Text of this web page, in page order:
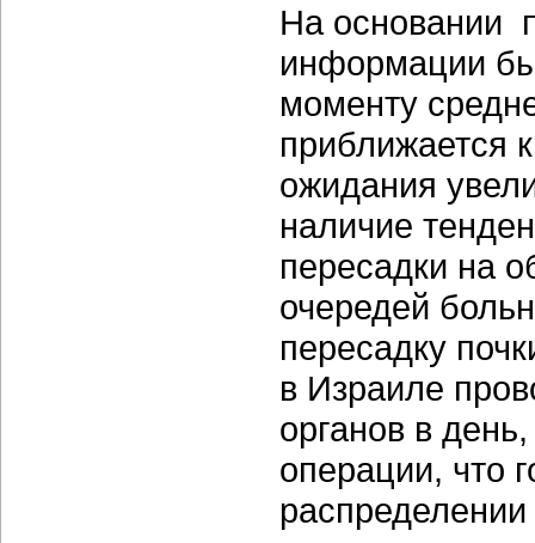
На основании
информации
моменту
приближается
ожидания
наличие
пересадки на
очередей
пересадку
в Израиле
органов в
операции, что